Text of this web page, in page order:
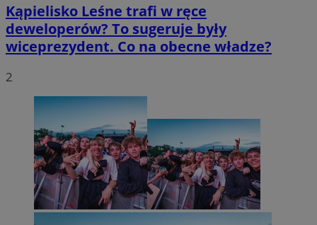
Kąpielisko Leśne trafi w ręce
deweloperów? To sugeruje były
wiceprezydent. Co na obecne władze?
2